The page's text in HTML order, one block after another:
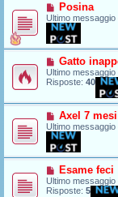
Posina
Ultimo messaggio
Gatto
Ultimo messaggio
Risposte: 40
Axel 7
Ultimo messaggio
Esame feci
Ultimo messaggio
Risposte: 5